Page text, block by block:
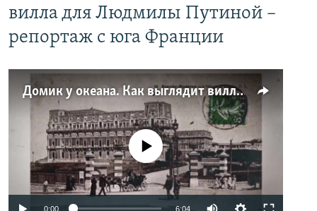
вилла для Людмилы Путиной –
репортаж с юга Франции
Домик у океана. Как выглядит вилла для Людмилы Путиной – репортаж с юга Франции
No media source currently available
0:00 6:04